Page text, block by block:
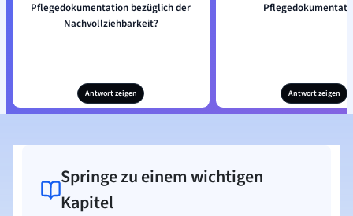
Pflegedokumentation bezüglich der
Nachvollziehbarkeit?
Antwort zeigen Antwort zeigen
Springe zu einem wichtigen
Kapitel